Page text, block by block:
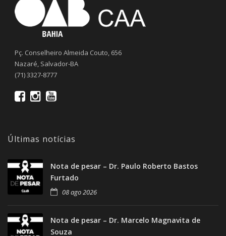
Pç. Conselheiro Almeida Couto, 656
Nazaré, Salvador-BA
(71) 3327-8777
Últimas notícias
Nota de pesar – Dr. Paulo Roberto Bastos
Furtado
08 ago 2026
Nota de pesar – Dr. Marcelo Magnavita de
Souza